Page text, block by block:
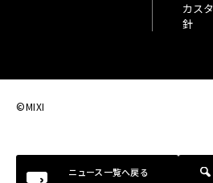
ニュース一覧へ戻る
カス
針
©MIXI